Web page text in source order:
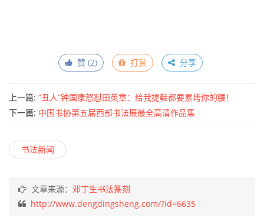
中国恒美国际花都董事长关振河对恒都美业集团发展及
现状及大展筹备做了介绍